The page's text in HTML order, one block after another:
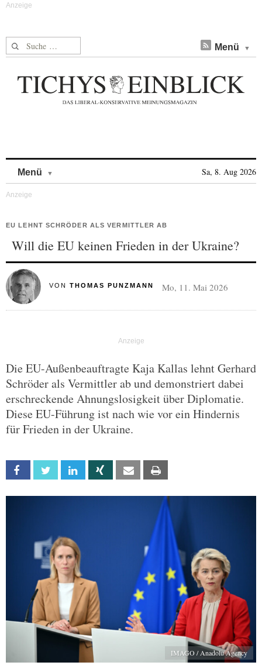
Suche nach: Menü
Menü Sa, 8. Aug 2026
EU LEHNT SCHRÖDER ALS VERMITTLER AB
Will die EU keinen Frieden in der Ukraine?
VON THOMAS PUNZMANN Mo, 11. Mai 2026
Die EU-Außenbeauftragte Kaja Kallas lehnt Gerhard
Schröder als Vermittler ab und demonstriert dabei
erschreckende Ahnungslosigkeit über Diplomatie.
Diese EU-Führung ist nach wie vor ein Hindernis
für Frieden in der Ukraine.
Facebook Twitter Linkedin Xing Email
IMAGO / Anadolu Agency